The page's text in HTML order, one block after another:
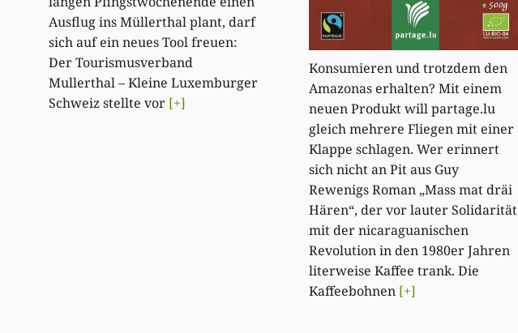
Ausflug ins Müllerthal plant, darf
sich auf ein neues Tool freuen:
Der Tourismusverband
Mullerthal – Kleine Luxemburger
Schweiz stellte vor [+]
Konsumieren und trotzdem den
Amazonas erhalten? Mit einem
neuen Produkt will partage.lu
gleich mehrere Fliegen mit einer
Klappe schlagen. Wer erinnert
sich nicht an Pit aus Guy
Rewenigs Roman „Mass mat dräi
Hären“, der vor lauter Solidarität
mit der nicaraguanischen
Revolution in den 1980er Jahren
literweise Kaffee trank. Die
Kaffeebohnen [+]